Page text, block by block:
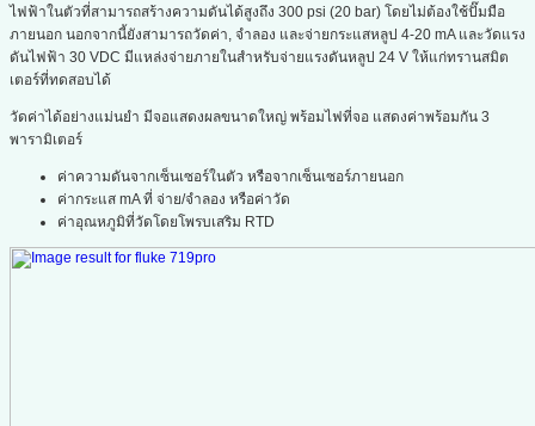
ไฟฟ้าในตัวที่สามารถสร้างความดันได้สูงถึง 300 psi (20 bar) โดยไม่ต้องใช้ปั๊มมือ
ภายนอก นอกจากนี้ยังสามารถวัดค่า, จำลอง และจ่ายกระแสหลูป 4-20 mA และวัดแรง
ดันไฟฟ้า 30 VDC มีแหล่งจ่ายภายในสำหรับจ่ายแรงดันหลูป 24 V ให้แก่ทรานสมิต
เตอร์ที่ทดสอบได้
วัดค่าได้อย่างแม่นยำ มีจอแสดงผลขนาดใหญ่ พร้อมไฟที่จอ แสดงค่าพร้อมกัน 3
พารามิเตอร์
ค่าความดันจากเซ็นเซอร์ในตัว หรือจากเซ็นเซอร์ภายนอก
ค่ากระแส mA ที่ จ่าย/จำลอง หรือค่าวัด
ค่าอุณหภูมิที่วัดโดยโพรบเสริม RTD